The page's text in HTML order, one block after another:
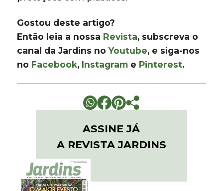
Gostou deste artigo?
Então leia a nossa Revista, subscreva o
canal da Jardins noYoutube, e siga-nos
no Facebook, Instagram e Pinterest.
ASSINE JÁ
A REVISTA JARDINS